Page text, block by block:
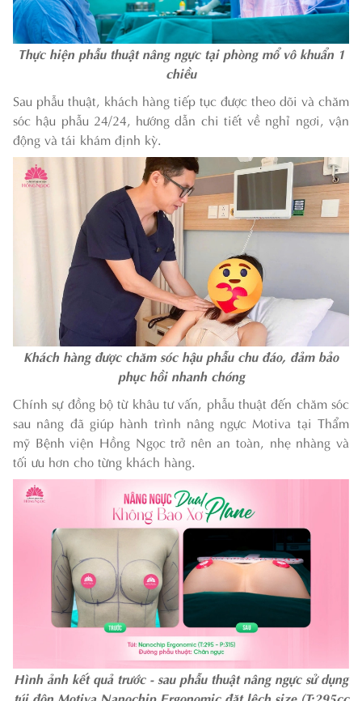
Thực hiện phẫu thuật nâng ngực tại phòng mổ vô khuẩn 1
chiều
Sau phẫu thuật, khách hàng tiếp tục được theo dõi và chăm
sóc hậu phẫu 24/24, hướng dẫn chi tiết về nghỉ ngơi, vận
động và tái khám định kỳ.
Khách hàng được chăm sóc hậu phẫu chu đáo, đảm bảo
phục hồi nhanh chóng
Chính sự đồng bộ từ khâu tư vấn, phẫu thuật đến chăm sóc
sau nâng đã giúp hành trình nâng ngực Motiva tại Thẩm
mỹ Bệnh viện Hồng Ngọc trở nên an toàn, nhẹ nhàng và
tối ưu hơn cho từng khách hàng.
Hình ảnh kết quả trước - sau phẫu thuật nâng ngực sử dụng